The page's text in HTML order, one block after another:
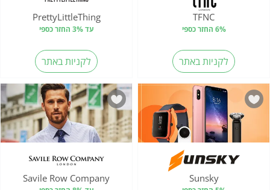
TFNC
6% החזר כספי
לקניות באתר
PrettyLittleThing
עד 3% החזר כספי
לקניות באתר
Sunsky
Savile Row Company